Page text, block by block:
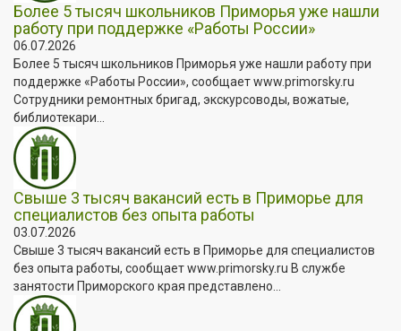
Более 5 тысяч школьников Приморья уже нашли
работу при поддержке «Работы России»
06.07.2026
Более 5 тысяч школьников Приморья уже нашли работу при
поддержке «Работы России», сообщает www.primorsky.ru
Сотрудники ремонтных бригад, экскурсоводы, вожатые,
библиотекари...
Свыше 3 тысяч вакансий есть в Приморье для
специалистов без опыта работы
03.07.2026
Свыше 3 тысяч вакансий есть в Приморье для специалистов
без опыта работы, сообщает www.primorsky.ru В службе
занятости Приморского края представлено...